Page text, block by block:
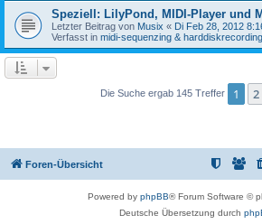
Speziell: LilyPond, MIDI-Player und
Letzter Beitrag von Musix « Di Feb 28, 2012
Verfasst in midi-sequenzing &
Die Suche ergab 145 Treffer 1 2
Foren-Übersicht
Powered by phpBB® Forum Software ©
Deutsche Übersetzung durch